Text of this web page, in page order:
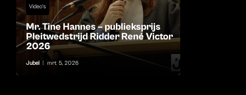
Video's
Mr. Tine Hannes – publieksprijs
Pleitwedstrijd Ridder René Victor
2026
Jubel mrt 5, 2026